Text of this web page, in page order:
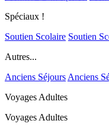
Spéciaux !
Soutien Scolaire Soutien
Autres...
Anciens Séjours Anciens
Voyages Adultes
Voyages Adultes